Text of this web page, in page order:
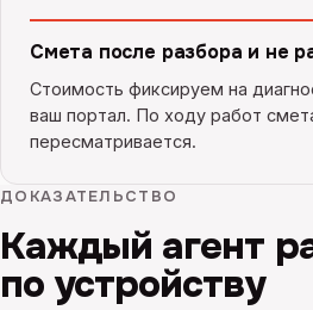
Смета после разбора и не
Стоимость фиксируем на
ваш портал. По ходу работ
пересматривается.
ДОКАЗАТЕЛЬСТВО
Каждый агент
по устройству